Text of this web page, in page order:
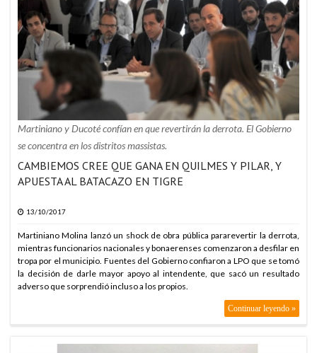
Martiniano y Ducoté confían en que revertirán la derrota. El Gobierno
se concentra en los distritos massistas.
CAMBIEMOS CREE QUE GANA EN QUILMES Y PILAR, Y
APUESTA AL BATACAZO EN TIGRE
13/10/2017
Martiniano Molina lanzó un shock de obra pública pararevertir la derrota,
mientras funcionarios nacionales y bonaerenses comenzaron a desfilar en
tropa por el municipio. Fuentes del Gobierno confiaron a LPO que se tomó
la decisión de darle mayor apoyo al intendente, que sacó un resultado
adverso que sorprendió incluso a los propios.
Continuar leyendo »